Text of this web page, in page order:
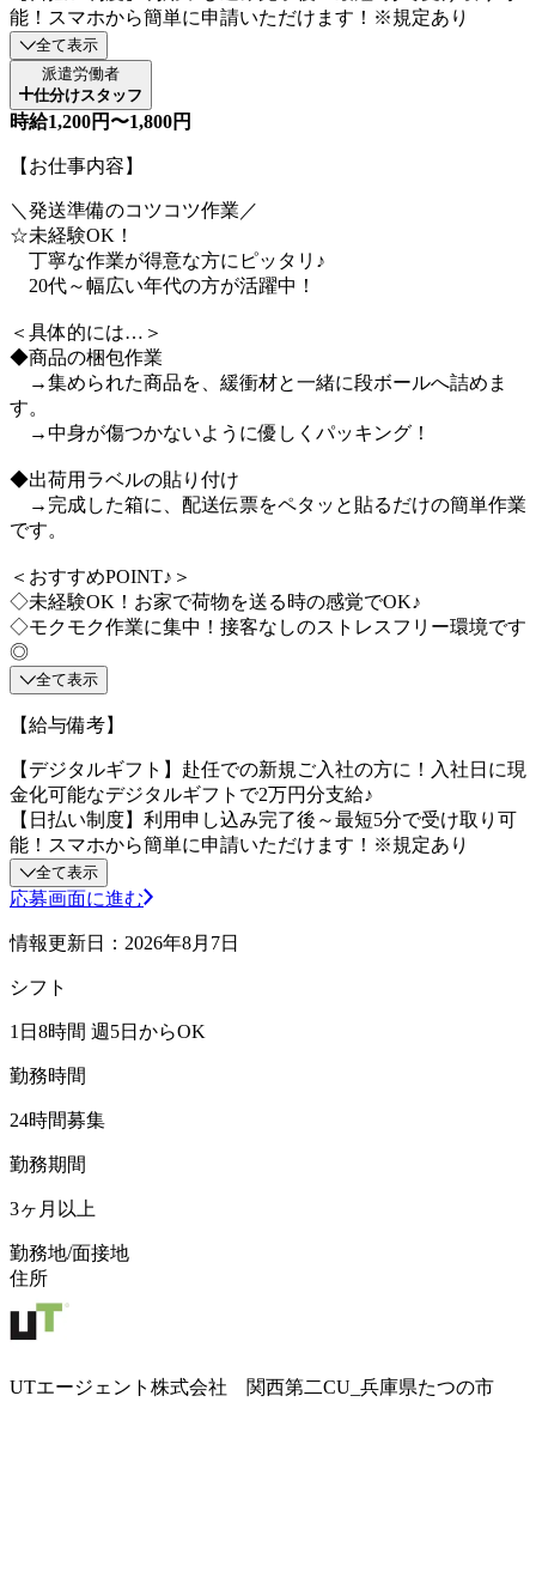
能！スマホから簡単に申請いただけます！※規定あり
全て表示
派遣労働者
仕分けスタッフ
時給1,200円〜1,800円
【お仕事内容】
＼発送準備のコツコツ作業／
☆未経験OK！
丁寧な作業が得意な方にピッタリ♪
20代～幅広い年代の方が活躍中！
＜具体的には…＞
◆商品の梱包作業
→集められた商品を、緩衝材と一緒に段ボールへ詰めま
す。
→中身が傷つかないように優しくパッキング！
◆出荷用ラベルの貼り付け
→完成した箱に、配送伝票をペタッと貼るだけの簡単作業
です。
＜おすすめPOINT♪＞
◇未経験OK！お家で荷物を送る時の感覚でOK♪
◇モクモク作業に集中！接客なしのストレスフリー環境です
◎
全て表示
【給与備考】
【デジタルギフト】赴任での新規ご入社の方に！入社日に現
金化可能なデジタルギフトで2万円分支給♪
【日払い制度】利用申し込み完了後～最短5分で受け取り可
能！スマホから簡単に申請いただけます！※規定あり
全て表示
応募画面に進む
情報更新日：2026年8月7日
シフト
1日8時間 週5日からOK
勤務時間
24時間募集
勤務期間
3ヶ月以上
勤務地/面接地
住所
UTエージェント株式会社 関西第二CU_兵庫県たつの市